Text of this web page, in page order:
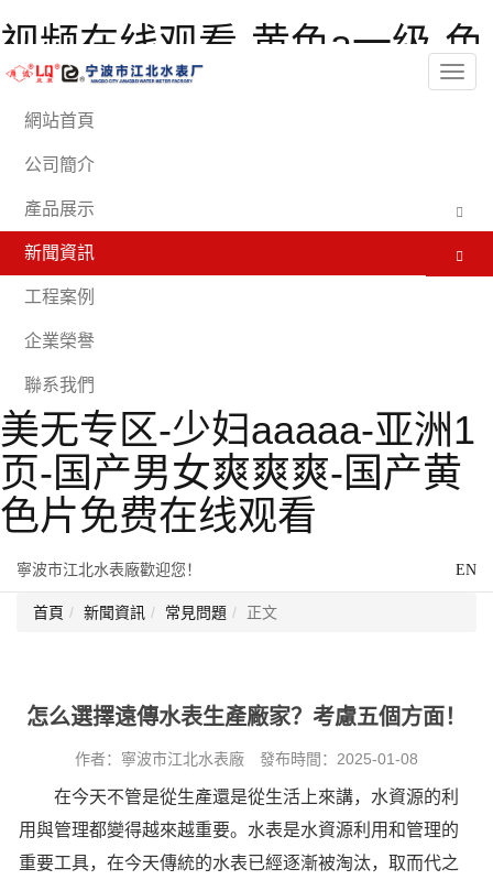
视频在线观看-黄色a一级-色
欲av伊人久久大香线蕉影院-
亚洲另类色图-男女在线观
看-亚洲欧美日韩在线播放-
久久韩国-99精品一区二区-
伊人射-91亚洲精品久久久蜜
桃网站-骚虎免费视频-91禁
在线动漫-视频一区亚洲-91
极品国产-日韩一级不卡-欧
美无专区-少妇aaaaa-亚洲1
页-国产男女爽爽爽-国产黄
色片免费在线观看
寧波市江北水表廠歡迎您！ EN
分
網站首頁
公司簡介
產品展示
新聞資訊
工程案例
企業榮譽
聯系我們
首頁 新聞資訊 常見問題 正文
怎么選擇遠傳水表生產廠家？考慮五個方面！
作者：寧波市江北水表廠 發布時間：2025-01-08
在今天不管是從生產還是從生活上來講，水資源的利
用與管理都變得越來越重要。水表是水資源利用和管理的
重要工具，在今天傳統的水表已經逐漸被淘汰，取而代之